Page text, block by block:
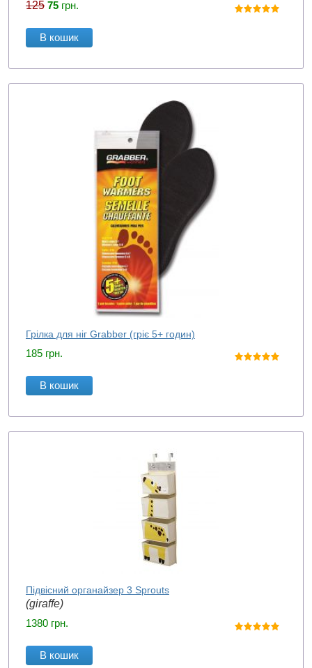
125 75 грн.
В кошик
Грілка для ніг Grabber (гріє 5+ годин)
185 грн.
В кошик
Підвісний органайзер 3 Sprouts
(giraffe)
1380 грн.
В кошик